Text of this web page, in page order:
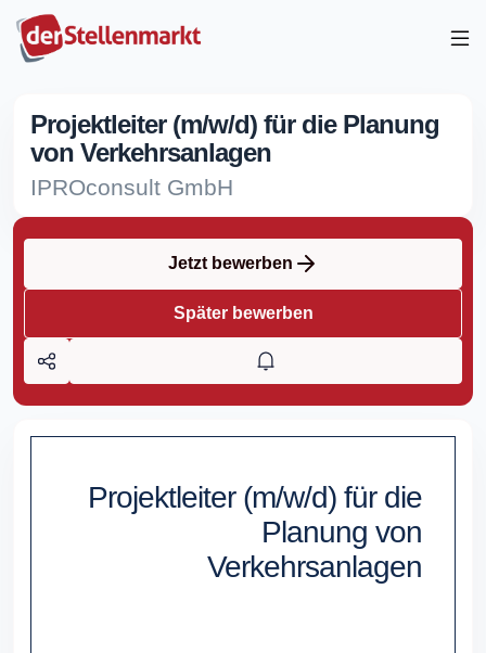
Projektleiter (m/w/d) für die Planung
von Verkehrsanlagen
IPROconsult GmbH
Jetzt bewerben
Später bewerben
Projektleiter (m/w/d) für die
Planung von
Verkehrsanlagen